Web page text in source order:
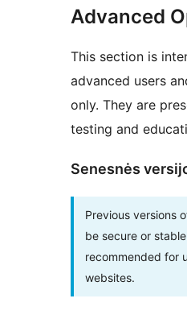
Advanced
This section is
advanced users
only. They are
testing and
Senesnės
Previous versions
be secure or
recommended for
websites.